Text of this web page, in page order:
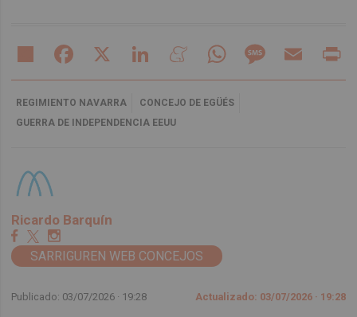
Share Facebook LinkedIn MeneameWhatsAppMessageEmail
REGIMIENTO NAVARRA
CONCEJO DE EGÜÉS
GUERRA DE INDEPENDENCIA EEUU
Ricardo Barquín
SARRIGUREN WEB CONCEJOS
Publicado: 03/07/2026 · 19:28 Actualizado: 03/07/2026 · 19:28